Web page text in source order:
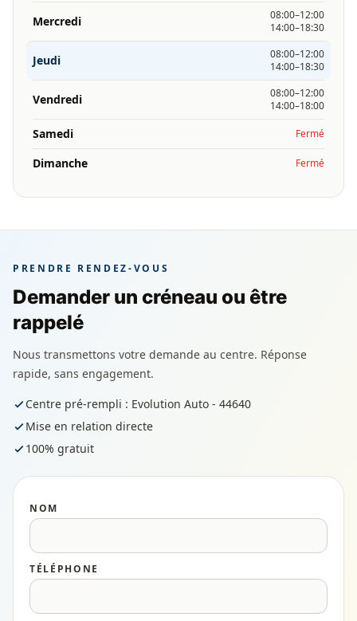
Mercredi
08:00–12:00
14:00–18:30
Jeudi
08:00–12:00
14:00–18:30
Vendredi
08:00–12:00
14:00–18:00
Samedi Fermé
Dimanche Fermé
PRENDRE RENDEZ-VOUS
Demander un créneau ou être
rappelé
Nous transmettons votre demande au centre. Réponse
rapide, sans engagement.
Centre pré-rempli : Evolution Auto - 44640
Mise en relation directe
100% gratuit
NOM
TÉLÉPHONE